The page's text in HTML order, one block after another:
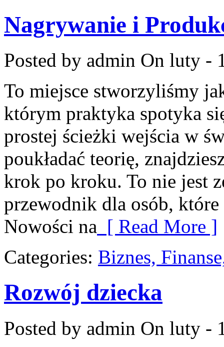
Nagrywanie i
Posted by admin On luty -
To miejsce stworzyliśmy
którym praktyka spotyka
prostej ścieżki wejścia w
poukładać teorię,
krok po kroku. To nie jest
przewodnik dla osób, które
Nowości na [ Read More ]
Categories: Biznes,
Rozwój dziecka
Posted by admin On luty -